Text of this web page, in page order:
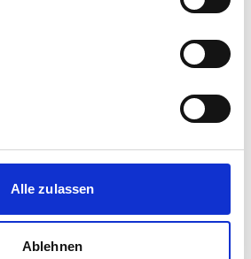
Alle zulassen
Ablehnen
Immobilien
Bruchstr. 11